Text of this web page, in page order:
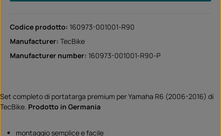
Codice prodotto: 160973-001001-R90
Manufacturer: TecBike
Manufacturer number: 160973-001001-R90-P
Set completo di portatarga premium per Yamaha R6 (2006-2016) di
TecBike. Prodotto in Germania
montaggio semplice e facile